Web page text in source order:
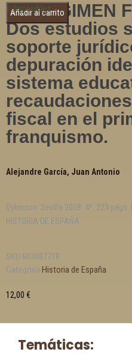
Temáticas:
EL REGIMEN
Dos estudios
soporte
depuración
sistema
fiscal en el
franquismo.
Alejandre García, Juan Antonio
Dykinson. Sevilla 2008. 4º. 223 págs.
HISTORIA DE ESPAÑA.
SKU 603087718
Categoría Historia de España
12,00 €
1 disponibles
Añadir al carrito